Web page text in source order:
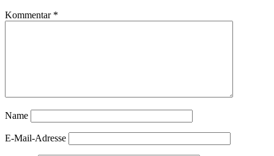
Kommentar *
Name
E-Mail-Adresse